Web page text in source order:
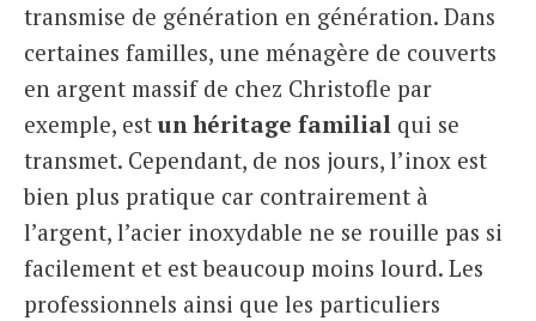
transmise de génération en génération. Dans
certaines familles, une ménagère de couverts
en argent massif de chez Christofle par
exemple, est un héritage familial qui se
transmet. Cependant, de nos jours, l’inox est
bien plus pratique car contrairement à
l’argent, l’acier inoxydable ne se rouille pas si
facilement et est beaucoup moins lourd. Les
professionnels ainsi que les particuliers